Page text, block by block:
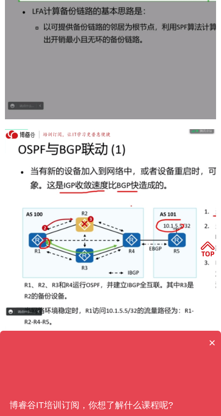
学习资源 了解博睿
×
博睿谷IT培训订阅，你想了解什么课程呢?